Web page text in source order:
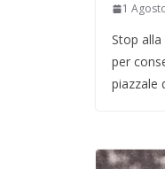
1
Stop
per
piazzale